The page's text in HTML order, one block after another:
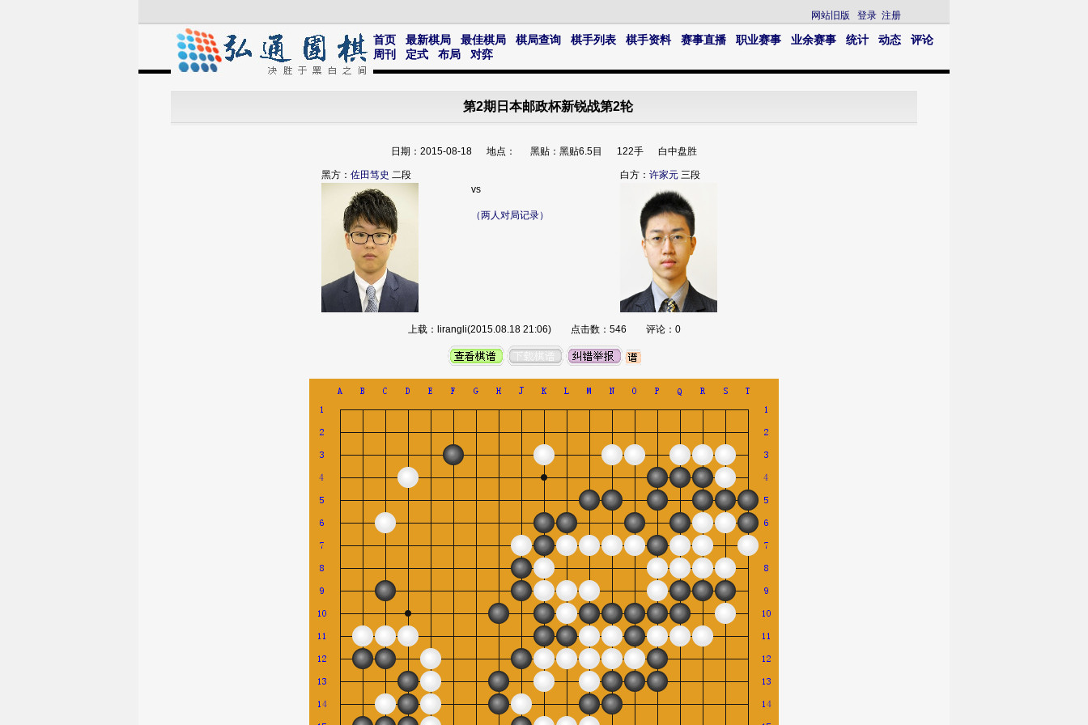
网站旧版 登录 注册
首页 最新棋局 最佳棋局 棋局查询 棋手列表 棋手资料 赛事直播 职业赛事 业余赛事 统计 动态
评论
周刊
定式 布局 对弈
第2期日本邮政杯新锐战第2轮
日期：2015-08-18 地点： 黑贴：黑贴6.5目 122手 白中盘胜
黑方： 佐田笃史 二段 白方： 许家元 三段
vs
（两人对局记录）
上载：lirangli(2015.08.18 21:06) 点击数：546 评论：0